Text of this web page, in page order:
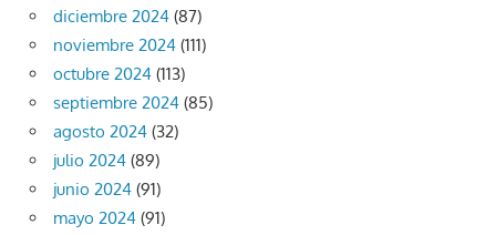
diciembre 2024 (87)
noviembre 2024 (111)
octubre 2024 (113)
septiembre 2024 (85)
agosto 2024 (32)
julio 2024 (89)
junio 2024 (91)
mayo 2024 (91)